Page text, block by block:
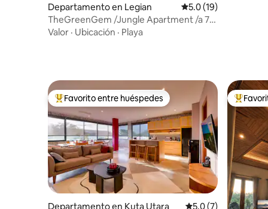
Departamento en Legian Calificación
5.0 (19)
TheGreenGem /Jungle Apartment /a 7
minutos caminando de la playa
Valor · Ubicación · Playa
De los mejores en Favorito entre huéspedes
Favorito entre huéspedes
Departamento en Kuta Utara Calificación
5.0 (7)
De los